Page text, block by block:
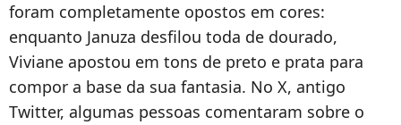
foram completamente opostos em cores:
enquanto Januza desfilou toda de dourado,
Viviane apostou em tons de preto e prata para
compor a base da sua fantasia. No X, antigo
Twitter, algumas pessoas comentaram sobre o